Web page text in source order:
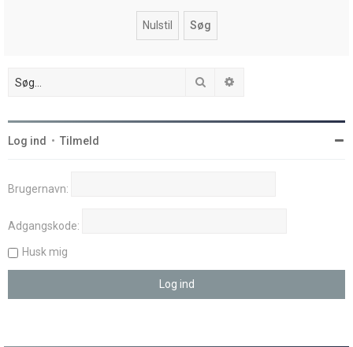
Søg
Log ind • Tilmeld
Brugernavn:
Adgangskode:
Husk mig